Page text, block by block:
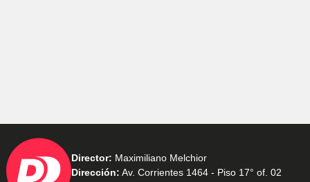
Director: Maximiliano Melchior
Dirección: Av. Corrientes 1464 - Piso 17° of. 02